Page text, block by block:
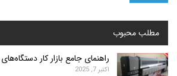
راهنمای جامع بازار کار دستگاه‌های چاپ بنر در
اکتبر 7, 2025